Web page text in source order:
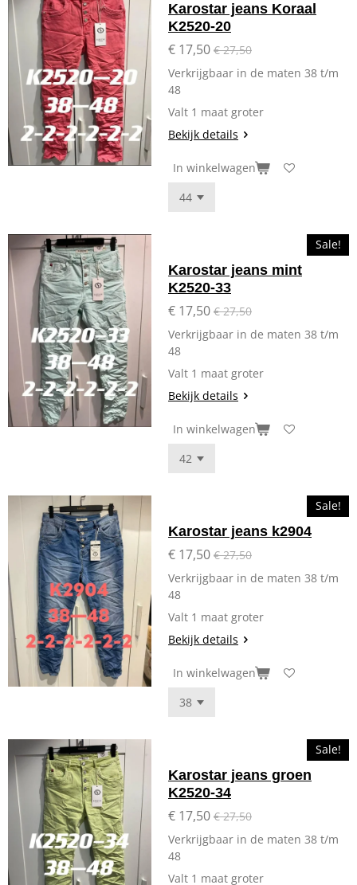
Karostar jeans Koraal
K2520-20
€ 17,50 € 27,50
Verkrijgbaar in de maten 38 t/m
48
Valt 1 maat groter
Bekijk details
In winkelwagen
Sale!
Karostar jeans mint
K2520-33
€ 17,50 € 27,50
Verkrijgbaar in de maten 38 t/m
48
Valt 1 maat groter
Bekijk details
In winkelwagen
Sale!
Karostar jeans k2904
€ 17,50 € 27,50
Verkrijgbaar in de maten 38 t/m
48
Valt 1 maat groter
Bekijk details
In winkelwagen
Sale!
Karostar jeans groen
K2520-34
€ 17,50 € 27,50
Verkrijgbaar in de maten 38 t/m
48
Valt 1 maat groter